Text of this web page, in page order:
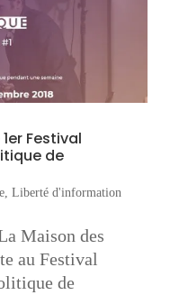
Festival
de
, Liberté d'information
Maison des
au Festival
de